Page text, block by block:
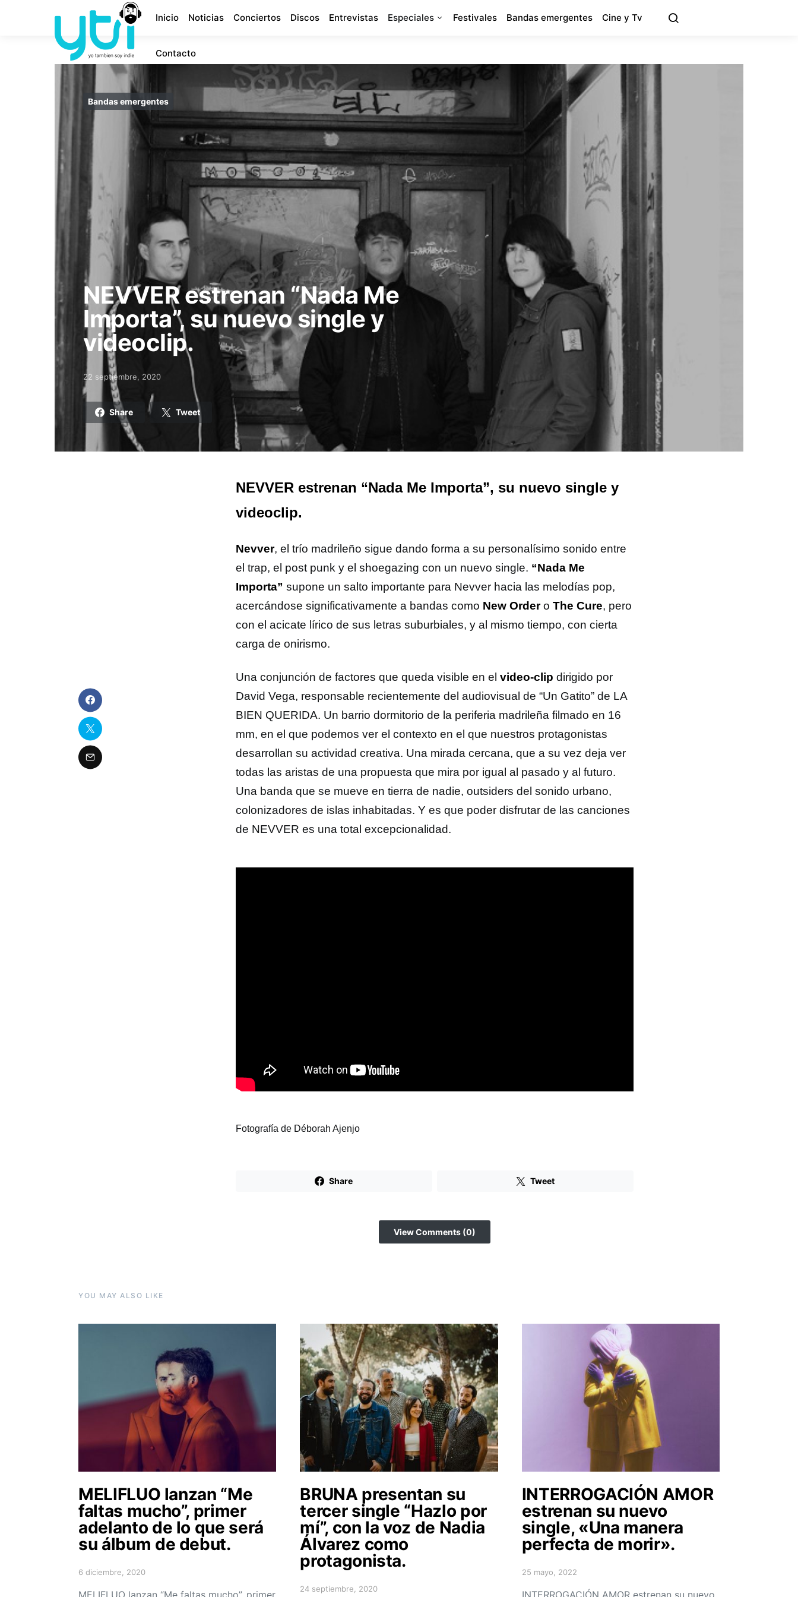
Inicio Noticias Conciertos Discos Entrevistas Especiales Festivales Bandas emergentes Cine y Tv
Contacto
Bandas emergentes
NEVVER estrenan “Nada Me
Importa”, su nuevo single y
videoclip.
Posted on
22 septiembre, 2020
Share Tweet
NEVVER estrenan “Nada Me Importa”, su nuevo single y
videoclip.
Nevver, el trío madrileño sigue dando forma a su personalísimo sonido entre
el trap, el post punk y el shoegazing con un nuevo single. “Nada Me
Importa” supone un salto importante para Nevver hacia las melodías pop,
acercándose significativamente a bandas como New Ordero The Cure, pero
con el acicate lírico de sus letras suburbiales, y al mismo tiempo, con cierta
carga de onirismo.
Una conjunción de factores que queda visible en el video-clip dirigido por
David Vega, responsable recientemente del audiovisual de “Un Gatito” de LA
BIEN QUERIDA. Un barrio dormitorio de la periferia madrileña filmado en 16
mm, en el que podemos ver el contexto en el que nuestros protagonistas
desarrollan su actividad creativa. Una mirada cercana, que a su vez deja ver
todas las aristas de una propuesta que mira por igual al pasado y al futuro.
Una banda que se mueve en tierra de nadie, outsiders del sonido urbano,
colonizadores de islas inhabitadas. Y es que poder disfrutar de las canciones
de NEVVER es una total excepcionalidad.
Fotografía de Déborah Ajenjo
Share Tweet
View Comments (0)
YOU MAY ALSO LIKE
MELIFLUO lanzan “Me
faltas mucho”, primer
adelanto de lo que será
su álbum de debut.
Posted on
6 diciembre, 2020
MELIFLUO lanzan “Me faltas mucho”, primer
BRUNA presentan su
tercer single “Hazlo por
mí”, con la voz de Nadia
Álvarez como
protagonista.
Posted on
24 septiembre, 2020
INTERROGACIÓN AMOR
estrenan su nuevo
single, «Una manera
perfecta de morir».
Posted on
25 mayo, 2022
INTERROGACIÓN AMOR estrenan su nuevo